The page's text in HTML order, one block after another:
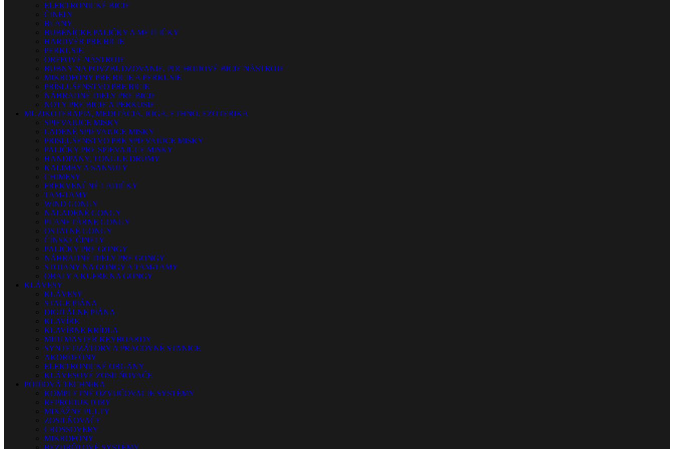
ELEKTRONICKÉ BICIE
ČINELY
BLANY
BUBENÍCKE PALIČKY A METLIČKY
HARDVÉR PRE BICIE
PERKUSIE
ORFFOVÉ NÁSTROJE
BUBNY NA POVZBUDZOVANIE, POCHODOVÉ BICIE NÁSTROJE
MIKROFÓNY PRE BICIE A PERKUSIE
PRÍSLUŠENSTVO PRE BICIE
NÁHRADNÉ DIELY PRE BICIE
NOTY PRE BICIE A PERKUSIE
MUZIKOTERAPIA, MEDITÁCIA, JOGA, ETHNO, EZOTERIKA
SPIEVAJÚCE MISKY
LADENÉ SPIEVAJÚCE MISKY
PRISLUŠENSTVO PRE SPIEVAJÚCE MISKY
PALIČKY PRE SPIEVAJÚCE MISKY
HANDPANY, TONGUE DRUMY
KALIMBY A SANSULY
CHIMESY
FREKVENČNÉ LADIČKY
TAM-TAMY
WIND GONGY
NALADENÉ GONGY
PLANETÁRNE GONGY
OSTATNÉ GONGY
ČÍNSKE ČINELY
PALIČKY PRE GONGY
NÁHRADNÉ DIELY PRE GONGY
STOJANY NA GONGY A TAM-TAMY
OBALY A KUFRE NA GONGY
KLÁVESY
KLÁVESY
STAGE PIÁNA
DIGITÁLNE PIÁNA
KLAVÍRE
KLAVÍRNE KRÍDLA
MIDI MASTER KEYBOARDY
SYNTETIZÁTORY A PRACOVNÉ STANICE
AKORDEÓNY
ELEKTRONICKÉ ORGANY
KLÁVESOVÉ ZOSILŇOVAČE
PÓDIOVÁ TECHNIKA
KOMPLETNÉ OZVUČOVACIE SYSTÉMY
REPRODUKTORY
MIXÁŽNE PULTY
ZOSILŇOVAČE
CROSSOVERY
MIKROFÓNY
BEZDRÔTOVÉ SYSTÉMY